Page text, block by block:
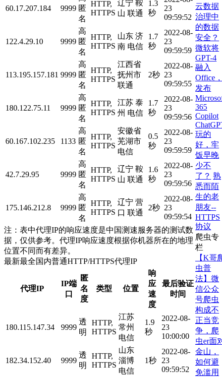
60.17.207.184 9999 匿
名
HTTP,
HTTPS
辽宁 鞍
山 联通
1.3
秒
23
09:59:52
122.4.29.10 9999
高
匿
名
HTTP,
HTTPS
山东 济
南 电信
1.7
秒
2022-08-
23
09:59:59
113.195.157.181 9999
高
匿
名
HTTP,
HTTPS
江西省
抚州市
联通
2秒
2022-08-
23
09:59:55
180.122.75.11 9999
高
匿
名
HTTP,
HTTPS
江苏 泰
州 电信
1.7
秒
2022-08-
23
09:59:56
60.167.102.235 1133
高
匿
名
HTTP,
HTTPS
安徽省
芜湖市
电信
0.5
秒
2022-08-
23
09:59:59
42.7.29.95 9999
高
匿
名
HTTP,
HTTPS
辽宁 鞍
山 联通
1.6
秒
2022-08-
23
09:59:56
175.146.212.8 9999
高
匿
名
HTTP,
HTTPS
辽宁 营
口 联通
2秒
2022-08-
23
09:59:54
注：表中代理IP的响应速度是中国测速服务器的测试数
据，仅供参考。代理IP响应速度根据你机器所在的地理
位置不同而有差异。
最新最全国内普通HTTP/HTTPS代理IP
代理IP
IP端
口
匿
名
度
类型 位置
响
应
速
度
最后验证
时间
180.115.147.34 9999
透
明
HTTP,
HTTPS
江苏
常州
电信
1.9
秒
2022-08-
23
10:00:00
182.34.152.40 9999
透
明
HTTP,
HTTPS
山东
淄博
电信
1秒
2022-08-
23
09:59:52
云数据
治理中
的数据
安全？
微软将
GPT-4
融入
Office
发布
365
Copilot
玩的
好，牢
饭早晚
少不
了？ 熟
悉而陌
生的老
朋友--
HTTPS
协议
爬虫专
栏
【K哥
虫普
法】微
信公众
号爬虫
构成不
正当竞
争，爬
虫er面
金山，
如何避
免滥用